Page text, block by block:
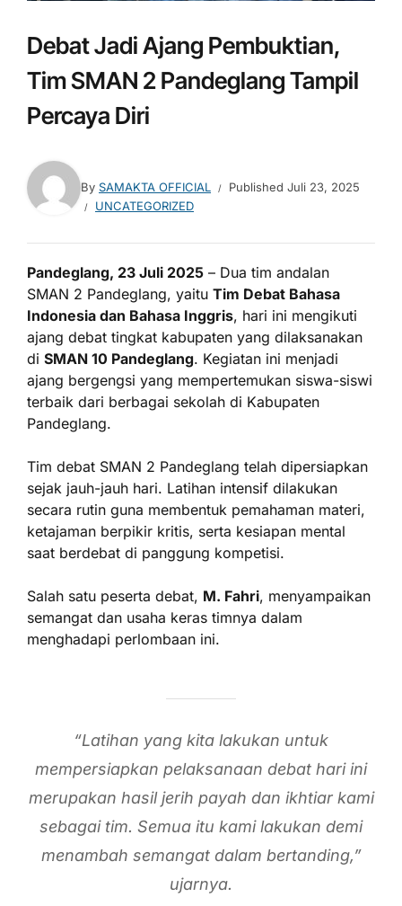
Debat Jadi Ajang Pembuktian,
Tim SMAN 2 Pandeglang Tampil
Percaya Diri
By SAMAKTA OFFICIAL Published Juli 23, 2025
UNCATEGORIZED
Pandeglang, 23 Juli 2025 – Dua tim andalan
SMAN 2 Pandeglang, yaitu Tim Debat Bahasa
Indonesia dan Bahasa Inggris, hari ini mengikuti
ajang debat tingkat kabupaten yang dilaksanakan
di SMAN 10 Pandeglang. Kegiatan ini menjadi
ajang bergengsi yang mempertemukan siswa-siswi
terbaik dari berbagai sekolah di Kabupaten
Pandeglang.
Tim debat SMAN 2 Pandeglang telah dipersiapkan
sejak jauh-jauh hari. Latihan intensif dilakukan
secara rutin guna membentuk pemahaman materi,
ketajaman berpikir kritis, serta kesiapan mental
saat berdebat di panggung kompetisi.
Salah satu peserta debat, M. Fahri, menyampaikan
semangat dan usaha keras timnya dalam
menghadapi perlombaan ini.
“Latihan yang kita lakukan untuk
mempersiapkan pelaksanaan debat hari ini
merupakan hasil jerih payah dan ikhtiar kami
sebagai tim. Semua itu kami lakukan demi
menambah semangat dalam bertanding,”
ujarnya.